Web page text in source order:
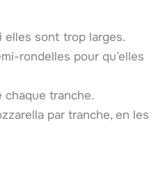
elles sont trop larges.
rondelles pour qu’elles
chaque tranche.
par tranche, en les